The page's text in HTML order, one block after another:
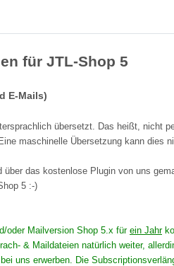
für JTL-Shop 5
E-Mails)
übersetzt. Das heißt, nicht
maschinelle Übersetzung kann dies
das kostenlose Plugin von uns
5 :-)
oder Mailversion Shop 5.x für ein Jahr
& Maildateien natürlich weiter,
uns erwerben. Die